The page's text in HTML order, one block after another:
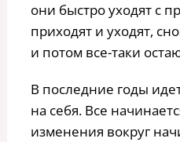
они быстро уходят с
приходят и уходят,
и потом все-таки
В последние годы
на себя. Все
изменения вокруг